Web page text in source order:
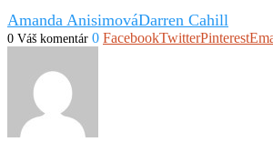
Amanda AnisimováDarren Cahill
0 Váš komentár 0 FacebookTwitterPinterest